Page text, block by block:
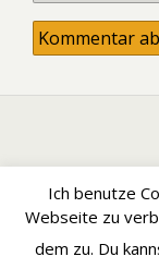
Ich benutze
Webseite zu
dem zu. Du